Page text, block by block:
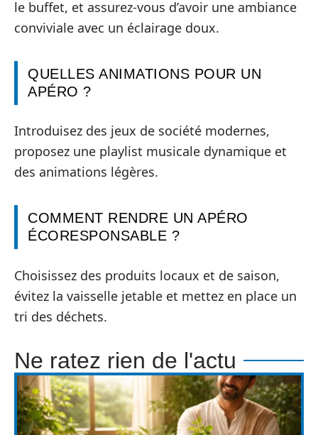
le buffet, et assurez-vous d’avoir une ambiance
conviviale avec un éclairage doux.
QUELLES ANIMATIONS POUR UN
APÉRO ?
Introduisez des jeux de société modernes,
proposez une playlist musicale dynamique et
des animations légères.
COMMENT RENDRE UN APÉRO
ÉCORESPONSABLE ?
Choisissez des produits locaux et de saison,
évitez la vaisselle jetable et mettez en place un
tri des déchets.
Ne ratez rien de l'actu